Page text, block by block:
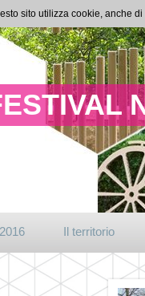
Il territorio
sito utilizza cookie, anche